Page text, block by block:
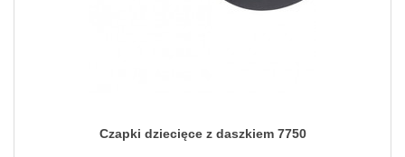
Czapki dziecięce z daszkiem 7750